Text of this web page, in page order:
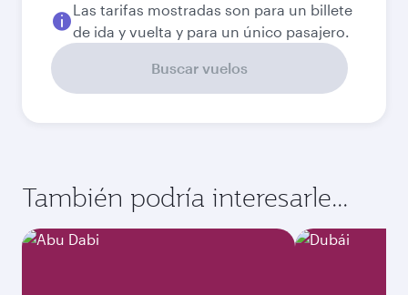
Las tarifas mostradas son para un billete
de ida y vuelta y para un único pasajero.
Buscar vuelos
También podría interesarle...